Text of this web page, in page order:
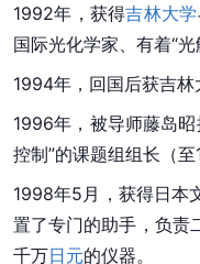
1992年，获得吉林大学
国际光化学家、有着“光
1994年，回国后获吉
1996年，被导师藤岛
控制”的课题组组长（
1998年5月，获得日本
置了专门的助手，负责
千万日元的仪器。